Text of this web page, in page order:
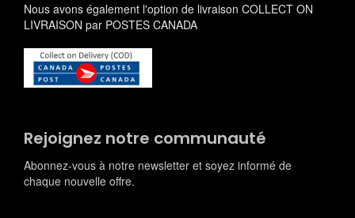
Nous avons également l'option de livraison COLLECT ON
LIVRAISON par POSTES CANADA
Rejoignez notre communauté
Abonnez-vous à notre newsletter et soyez informé de
chaque nouvelle offre.